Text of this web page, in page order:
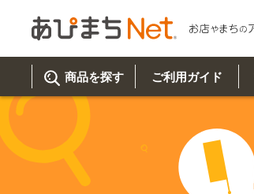
商品を探す ご利用ガイド